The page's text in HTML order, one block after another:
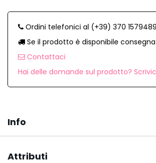
Ordini telefonici al (+39) 370 1579489
Se il prodotto è disponibile
Contattaci
Hai delle domande sul prodotto?
Info
Attributi